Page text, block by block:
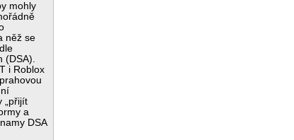
mohly
něž se
(DSA).
i Roblox
„přijít
a
DSA